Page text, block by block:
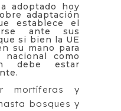
adoptado hoy
adaptación
establece el
ante sus
si bien la UE
su mano para
como
debe estar
mortíferas y
bosques y